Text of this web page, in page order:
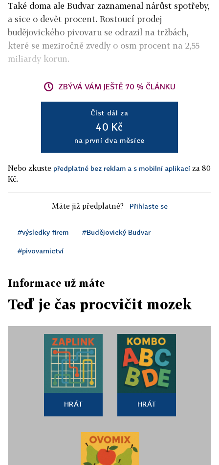
Také doma ale Budvar zaznamenal nárůst spotřeby,
a sice o devět procent. Rostoucí prodej
budějovického pivovaru se odrazil na tržbách,
které se meziročně zvedly o osm procent na 2,55
miliardy korun.
ZBÝVÁ VÁM JEŠTĚ 70 % ČLÁNKU
Číst dál za
40 Kč
na první dva měsíce
Nebo zkuste předplatné bez reklam a s mobilní aplikací za 80
Kč.
Máte již předplatné? Přihlaste se
#výsledky firem #Budějovický Budvar
#pivovarnictví
Informace už máte
Teď je čas procvičit mozek
HRÁT HRÁT